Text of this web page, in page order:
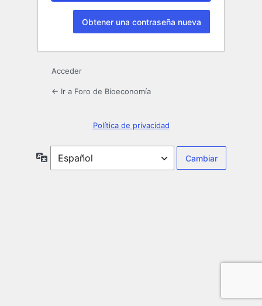
Acceder
← Ir a Foro de Bioeconomía
Política de privacidad
Idioma